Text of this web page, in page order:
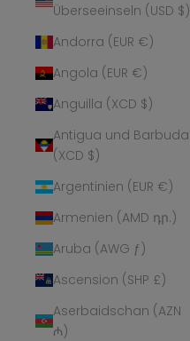
Überseeinseln (USD $)
Andorra (EUR €)
Angola (EUR €)
Anguilla (XCD $)
Antigua und Barbuda
(XCD $)
Argentinien (EUR €)
Armenien (AMD դր.)
Aruba (AWG ƒ)
Ascension (SHP £)
Aserbaidschan (AZN
₼)